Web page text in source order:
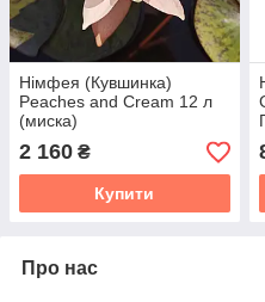
Німфея (Кувшинка)
Peaches and Cream 12 л
(миска)
2 160 ₴
Купити
Про нас